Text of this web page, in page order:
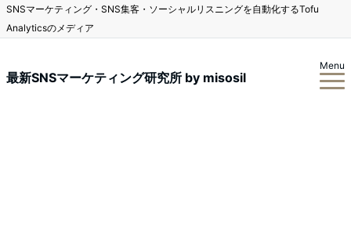
SNSマーケティング・SNS集客・ソーシャルリスニングを自動化するTofu
Analyticsのメディア
最新SNSマーケティング研究所 by misosil
Menu